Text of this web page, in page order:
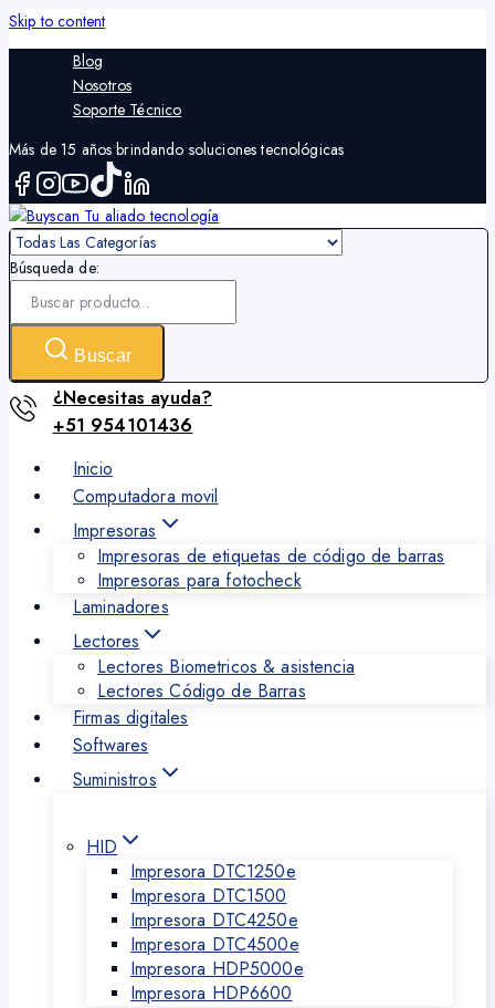
Skip to content
Blog
Nosotros
Soporte Técnico
Más de 15 años brindando soluciones tecnológicas
Búsqueda de:
Buscar
¿Necesitas ayuda?
+51 954101436
Inicio
Computadora movil
Impresoras
Impresoras de etiquetas de código de barras
Impresoras para fotocheck
Laminadores
Lectores
Lectores Biometricos & asistencia
Lectores Código de Barras
Firmas digitales
Softwares
Suministros
HID
Impresora DTC1250e
Impresora DTC1500
Impresora DTC4250e
Impresora DTC4500e
Impresora HDP5000e
Impresora HDP6600